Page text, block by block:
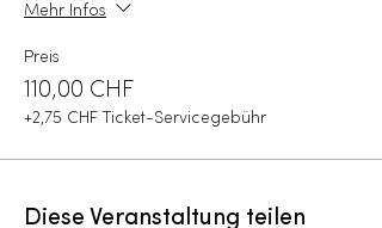
Mehr Infos
Preis
110,00 CHF
+2,75 CHF Ticket-Servicegebühr
Diese Veranstaltung teilen